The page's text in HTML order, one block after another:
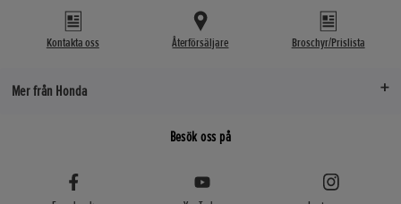
Kontakta oss Återförsäljare Broschyr/Prislista
Mer från Honda
Besök oss på